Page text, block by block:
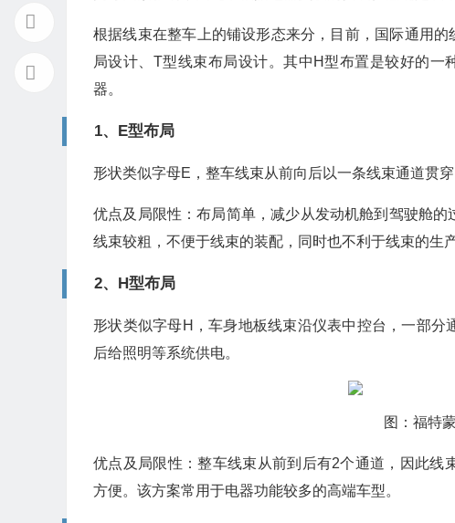
根据线束在整车上的铺设形态来分，目前，国际通用
局设计、T型线束布局设计。其中H型布置是较好的
器。
1、E型布局
形状类似字母E，整车线束从前向后以一条线束通道贯穿
优点及局限性：布局简单，减少从发动机舱到驾驶舱
线束较粗，不便于线束的装配，同时也不利于线束的生产
2、H型布局
形状类似字母H，车身地板线束沿仪表中控台，一部
后给照明等系统供电。
图：福特
优点及局限性：整车线束从前到后有2个通道，因此
方便。该方案常用于电器功能较多的高端车型。